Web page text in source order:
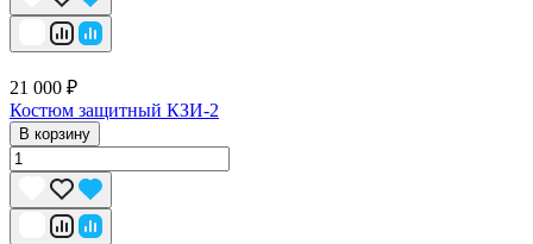
21 000 ₽
Костюм защитный КЗИ-2
В корзину